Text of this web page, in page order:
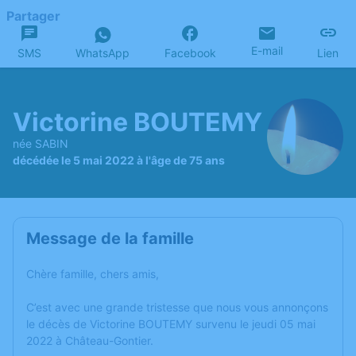
Partager
SMS WhatsApp Facebook E-mail Lien
Victorine BOUTEMY
née SABIN
décédée le 5 mai 2022 à l'âge de 75 ans
Message de la famille
Chère famille, chers amis,
C’est avec une grande tristesse que nous vous annonçons
le décès de Victorine BOUTEMY survenu le jeudi 05 mai
2022 à Château-Gontier.